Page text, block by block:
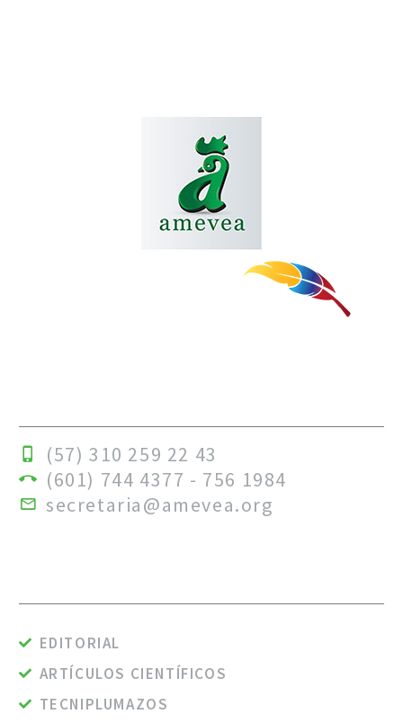
(57) 310 259 22 43
(601) 744 4377 - 756 1984
secretaria@amevea.org
EDITORIAL
ARTÍCULOS CIENTÍFICOS
TECNIPLUMAZOS